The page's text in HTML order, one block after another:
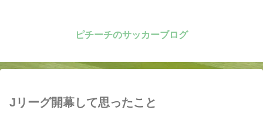
ピチーチのサッカーブログ
Jリーグ開幕して思ったこと